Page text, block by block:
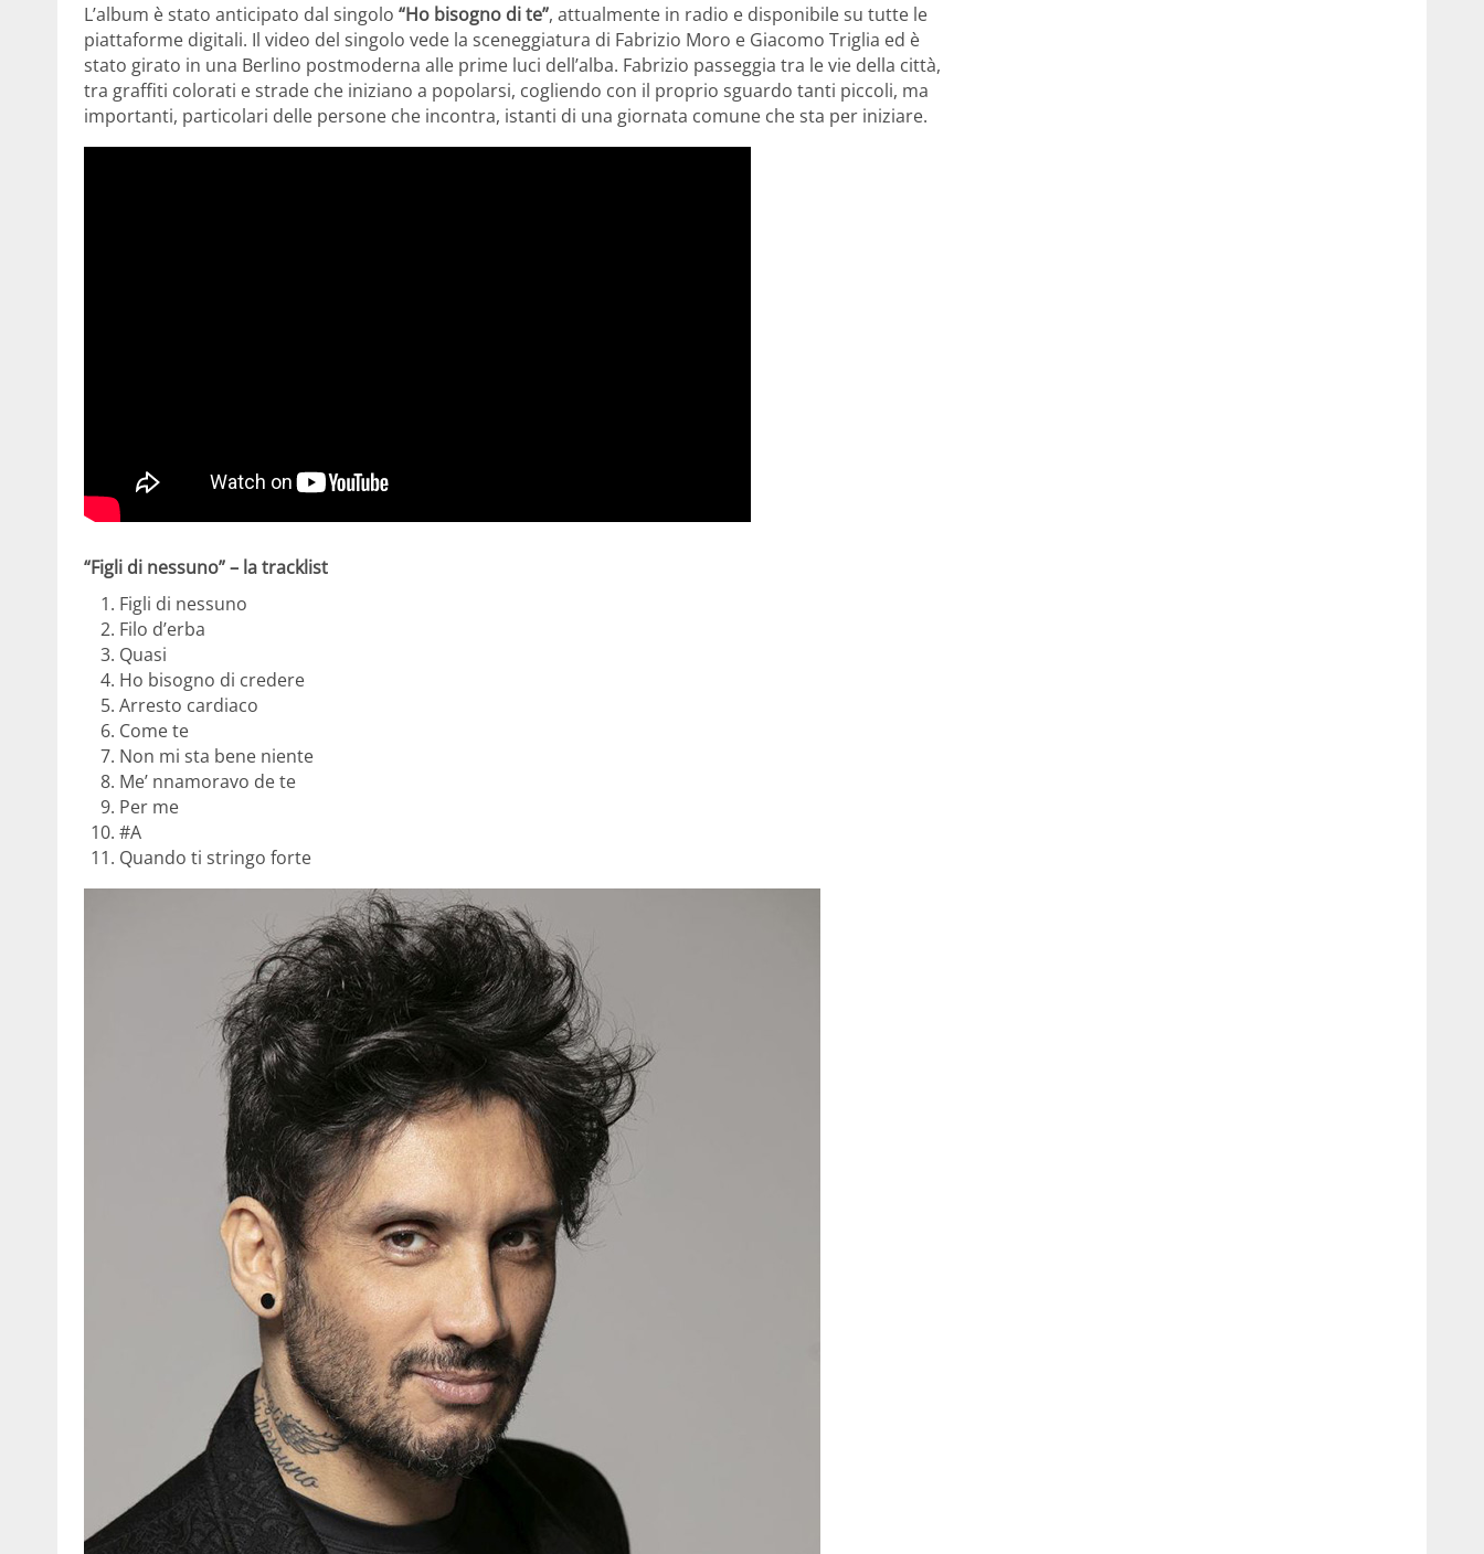
L’album è stato anticipato dal singolo “Ho bisogno di te”, attualmente in radio e disponibile su tutte le
piattaforme digitali. Il video del singolo vede la sceneggiatura di Fabrizio Moro e Giacomo Triglia ed è
stato girato in una Berlino postmoderna alle prime luci dell’alba. Fabrizio passeggia tra le vie della città,
tra graffiti colorati e strade che iniziano a popolarsi, cogliendo con il proprio sguardo tanti piccoli, ma
importanti, particolari delle persone che incontra, istanti di una giornata comune che sta per iniziare.
“Figli di nessuno” – la tracklist
Figli di nessuno
Filo d’erba
Quasi
Ho bisogno di credere
Arresto cardiaco
Come te
Non mi sta bene niente
Me’ nnamoravo de te
Per me
#A
Quando ti stringo forte